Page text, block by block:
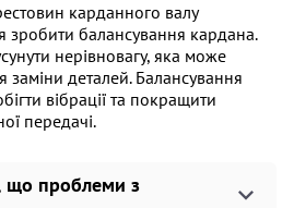
карданного валу
зробити балансування кардана.
нерівновагу, яка може
заміни деталей. Балансування
вібрації та покращити
передачі.
що проблеми з